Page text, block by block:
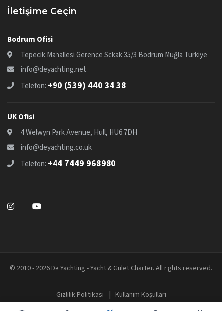
İletişime Geçin
Bodrum Ofisi
Tepecik Mahallesi Gerence Sokak 35/3 Bodrum Muğla Türkiye
info@deyachting.net
Telefon: +90 (539) 440 34 38
UK Ofisi
4 Welwyn Park Avenue, Hull, HU6 7DH
info@deyachting.co.uk
Telefon: +44 7449 968980
© 2010 - 2026 De Yachting - Yacht & Gulet Charter. All rights reserved.
Gizlilik Politikası | Kullanım Koşulları